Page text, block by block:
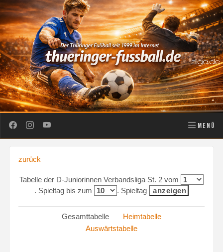
MENÜ
zurück
Tabelle der D-Juniorinnen Verbandsliga St. 2 vom
. Spieltag bis zum
. Spieltag
Gesamttabelle Heimtabelle
Auswärtstabelle